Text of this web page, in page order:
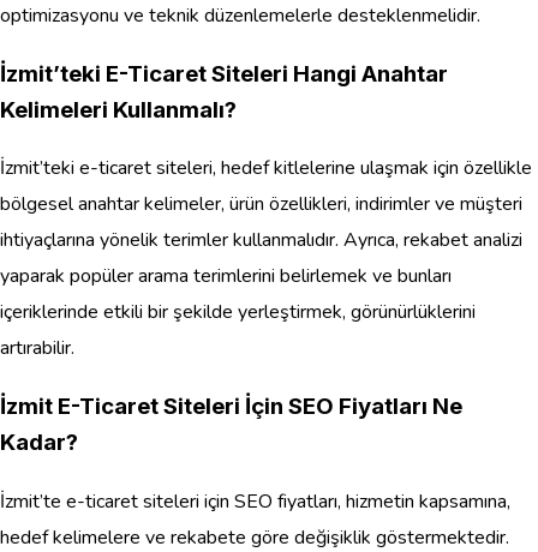
optimizasyonu ve teknik düzenlemelerle desteklenmelidir.
İzmit’teki E-Ticaret Siteleri Hangi Anahtar
Kelimeleri Kullanmalı?
İzmit’teki e-ticaret siteleri, hedef kitlelerine ulaşmak için özellikle
bölgesel anahtar kelimeler, ürün özellikleri, indirimler ve müşteri
ihtiyaçlarına yönelik terimler kullanmalıdır. Ayrıca, rekabet analizi
yaparak popüler arama terimlerini belirlemek ve bunları
içeriklerinde etkili bir şekilde yerleştirmek, görünürlüklerini
artırabilir.
İzmit E-Ticaret Siteleri İçin SEO Fiyatları Ne
Kadar?
İzmit’te e-ticaret siteleri için SEO fiyatları, hizmetin kapsamına,
hedef kelimelere ve rekabete göre değişiklik göstermektedir.